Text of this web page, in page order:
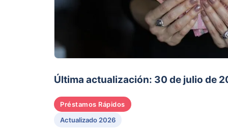
Última actualización: 30 de julio de
Préstamos Rápidos
Actualizado 2026